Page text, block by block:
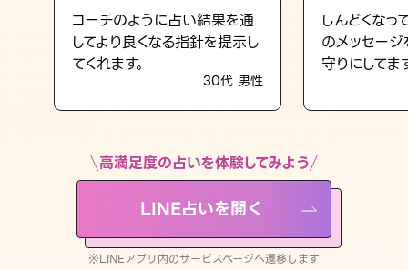
LINE占いを開く
※LINEアプリ内のサービスページへ遷移します
コーチのように占い結果を通
してより良くなる指針を提示し
てくれます。
30代 男性
しんどくなっ
のメッセー
守りにしてま
高満足度の占いを体験してみよう
LINE占いを開く
※LINEアプリ内のサービスページへ遷移します